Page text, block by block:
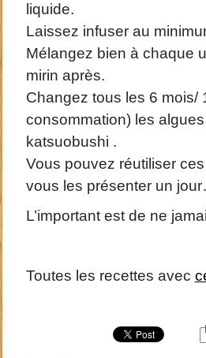
liquide.
Laissez infuser au
Mélangez bien à chaque
mirin après.
Changez tous les 6 mois/
consommation) les
katsuobushi .
Vous pouvez réutiliser
vous les présenter un
L’important est de ne
Toutes les recettes avec